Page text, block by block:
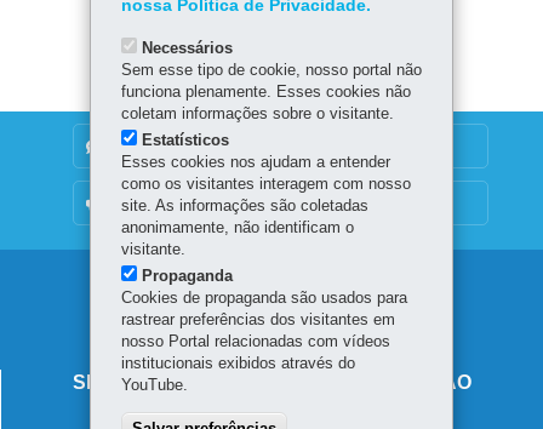
Baixar
DENUNCIE CORRUPÇÃO
OUVIDORIA
Navegação
principal
SECRETARIA DE ESTADO DA EDUCAÇÃO
Av. Presidente Kennedy, 2511 - Guaíra
nossa Política de Privacidade.
Necessários
Sem esse tipo de cookie, nosso portal não
funciona plenamente. Esses cookies não
coletam informações sobre o visitante.
Estatísticos
Esses cookies nos ajudam a entender
como os visitantes interagem com nosso
site. As informações são coletadas
anonimamente, não identificam o
visitante.
Propaganda
Cookies de propaganda são usados para
rastrear preferências dos visitantes em
nosso Portal relacionadas com vídeos
institucionais exibidos através do
YouTube.